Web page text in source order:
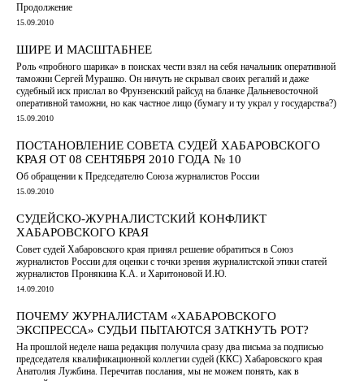
Продолжение
15.09.2010
ШИРЕ И МАСШТАБНЕЕ
Роль «пробного шарика» в поисках чести взял на себя начальник оперативной
таможни Сергей Мурашко. Он ничуть не скрывал своих регалий и даже
судебный иск прислал во Фрунзенский райсуд на бланке Дальневосточной
оперативной таможни, но как частное лицо (бумагу и ту украл у государства?)
15.09.2010
ПОСТАНОВЛЕНИЕ СОВЕТА СУДЕЙ ХАБАРОВСКОГО
КРАЯ ОТ 08 СЕНТЯБРЯ 2010 ГОДА № 10
Об обращении к Председателю Союза журналистов России
15.09.2010
СУДЕЙСКО-ЖУРНАЛИСТСКИЙ КОНФЛИКТ
ХАБАРОВСКОГО КРАЯ
Совет судей Хабаровского края принял решение обратиться в Союз
журналистов России для оценки с точки зрения журналистской этики статей
журналистов Пронякина К.А. и Харитоновой И.Ю.
14.09.2010
ПОЧЕМУ ЖУРНАЛИСТАМ «ХАБАРОВСКОГО
ЭКСПРЕССА» СУДЬИ ПЫТАЮТСЯ ЗАТКНУТЬ РОТ?
На прошлой неделе наша редакция получила сразу два письма за подписью
председателя квалификационной коллегии судей (ККС) Хабаровского края
Анатолия Лужбина. Перечитав послания, мы не можем понять, как в